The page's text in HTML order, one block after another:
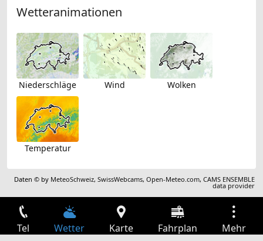
Wetteranimationen
Niederschläge Wind Wolken
Temperatur
Daten © by MeteoSchweiz,SwissWebcams,Open-Meteo.com,CAMS ENSEMBLE
data provider
Tel Wetter Karte Fahrplan Mehr